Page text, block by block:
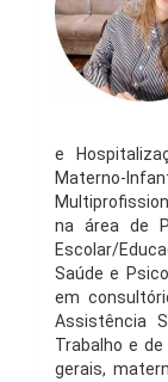
e
Materno-
na área de
Escolar/
Saúde e
em
Assistência
Trabalho e
gerais,